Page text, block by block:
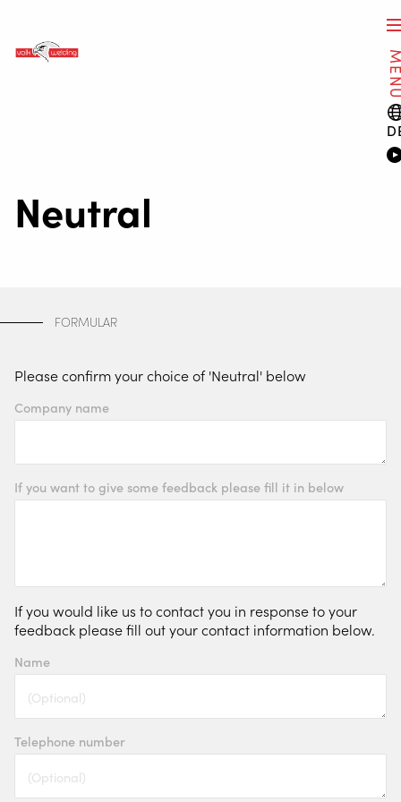
WELDING WIRE SERVICE CENTRE
ROBOT WELDING AS A SERVICE
LÖSUNGEN
Neutral
FORMULAR
Please confirm your choice of 'Neutral' below
Company name
If you want to give some feedback please fill it in below
If you would like us to contact you in response to your
feedback please fill out your contact information below.
Name
Telephone number